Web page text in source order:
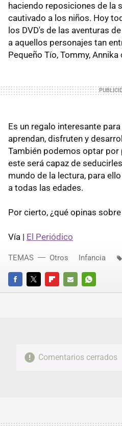
haciendo reposiciones de la
cautivado a los niños. Hoy
los DVD's de las aventuras
a aquellos personajes tan
Pequeño Tío, Tommy, Annika
Es un regalo interesante
aprendan, disfruten y
También podemos optar
este será capaz de
mundo de la lectura, para
a todas las edades.
Por cierto, ¿qué opinas
Vía | El Periódico
FACEBOOKTWITTERFLIPBOARD
E-
WHATSAPP
TEMAS Otros Infancia
Comentarios cerrados